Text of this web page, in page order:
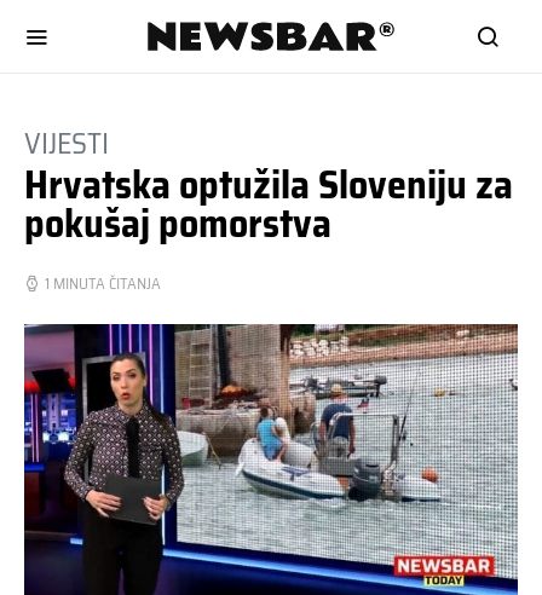
VIJESTI
Hrvatska optužila Sloveniju za
pokušaj pomorstva
1 MINUTA ČITANJA